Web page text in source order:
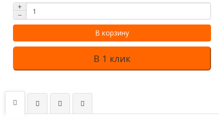
+
−
В корзину
В 1 клик